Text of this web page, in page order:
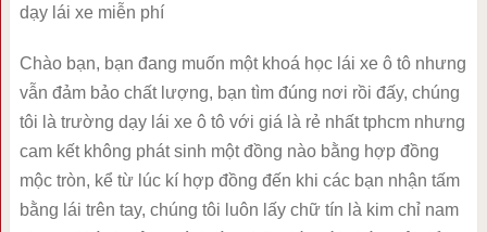
dạy lái xe miễn phí
Chào bạn, bạn đang muốn một khoá học lái xe ô tô nhưng
vẫn đảm bảo chất lượng, bạn tìm đúng nơi rồi đấy, chúng
tôi là trường dạy lái xe ô tô với giá là rẻ nhất tphcm nhưng
cam kết không phát sinh một đồng nào bằng hợp đồng
mộc tròn, kể từ lúc kí hợp đồng đến khi các bạn nhận tấm
bằng lái trên tay, chúng tôi luôn lấy chữ tín là kim chỉ nam